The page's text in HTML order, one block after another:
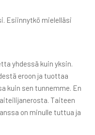
Esiinnytkö mielelläsi
yhdessä kuin yksin.
eroon ja tuottaa
kuin sen tunnemme. En
Taiteen
on minulle tuttua ja